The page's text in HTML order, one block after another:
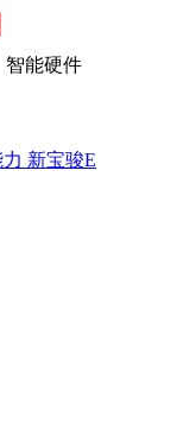
智能硬件
新宝骏E